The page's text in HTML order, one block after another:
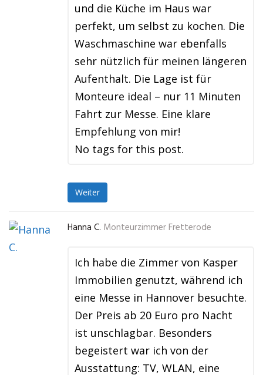
und die Küche im Haus war
perfekt, um selbst zu kochen. Die
Waschmaschine war ebenfalls
sehr nützlich für meinen längeren
Aufenthalt. Die Lage ist für
Monteure ideal – nur 11 Minuten
Fahrt zur Messe. Eine klare
Empfehlung von mir!
No tags for this post.
Weiter
Hanna C. Monteurzimmer Fretterode
Ich habe die Zimmer von Kasper
Immobilien genutzt, während ich
eine Messe in Hannover besuchte.
Der Preis ab 20 Euro pro Nacht
ist unschlagbar. Besonders
begeistert war ich von der
Ausstattung: TV, WLAN, eine